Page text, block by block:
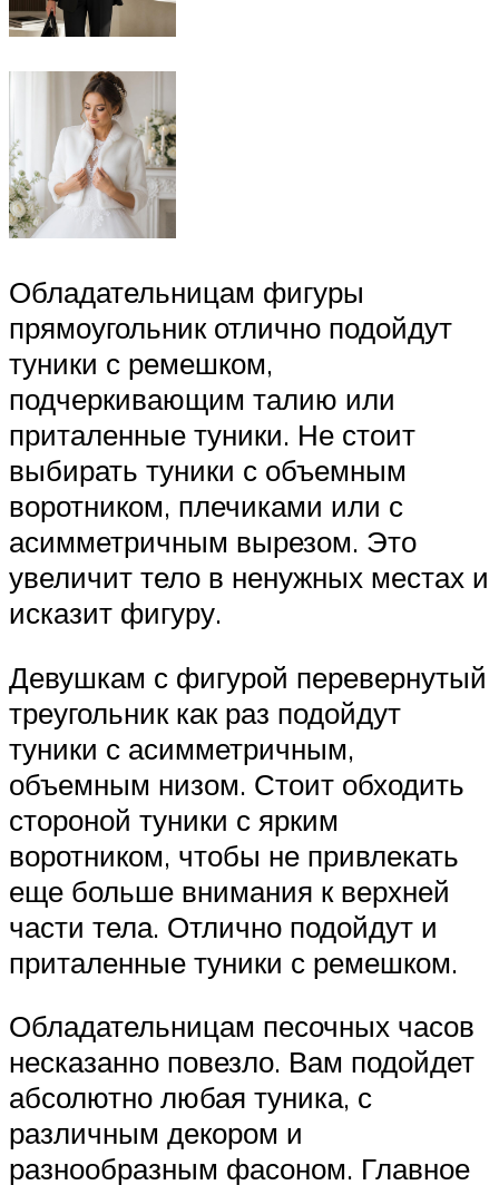
Обладательницам фигуры
прямоугольник отлично подойдут
туники с ремешком,
подчеркивающим талию или
приталенные туники. Не стоит
выбирать туники с объемным
воротником, плечиками или с
асимметричным вырезом. Это
увеличит тело в ненужных местах и
исказит фигуру.
Девушкам с фигурой перевернутый
треугольник как раз подойдут
туники с асимметричным,
объемным низом. Стоит обходить
стороной туники с ярким
воротником, чтобы не привлекать
еще больше внимания к верхней
части тела. Отлично подойдут и
приталенные туники с ремешком.
Обладательницам песочных часов
несказанно повезло. Вам подойдет
абсолютно любая туника, с
различным декором и
разнообразным фасоном. Главное